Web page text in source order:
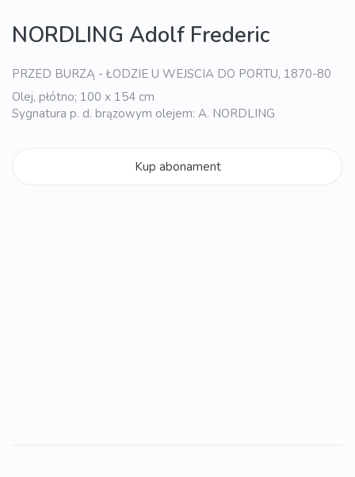
NORDLING Adolf Frederic
PRZED BURZĄ - ŁODZIE U WEJSCIA DO PORTU, 1870-80
Olej, płótno; 100 x 154 cm
Sygnatura p. d. brązowym olejem: A. NORDLING
Kup abonament